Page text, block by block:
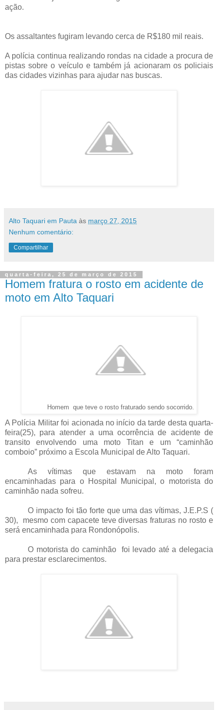
ação.
Os assaltantes fugiram levando cerca de R$180 mil reais.
A polícia continua realizando rondas na cidade a procura de
pistas sobre o veículo e também já acionaram os policiais
das cidades vizinhas para ajudar nas buscas.
Alto Taquari em Pauta às março 27, 2015
Nenhum comentário:
Compartilhar
quarta-feira, 25 de março de 2015
Homem fratura o rosto em acidente de
moto em Alto Taquari
Homem que teve o rosto fraturado sendo socorrido.
A Polícia Militar foi acionada no início da tarde desta quarta-
feira(25), para atender a uma ocorrência de acidente de
transito envolvendo uma moto Titan e um “caminhão
comboio” próximo a Escola Municipal de Alto Taquari.
As vítimas que estavam na moto foram
encaminhadas para o Hospital Municipal, o motorista do
caminhão nada sofreu.
O impacto foi tão forte que uma das vítimas, J.E.P.S (
30), mesmo com capacete teve diversas fraturas no rosto e
será encaminhada para Rondonópolis.
O motorista do caminhão foi levado até a delegacia
para prestar esclarecimentos.